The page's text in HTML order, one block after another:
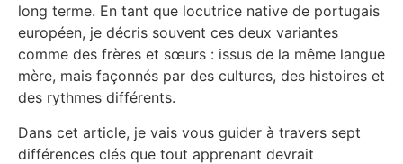
long terme. En tant que locutrice native de portugais
européen, je décris souvent ces deux variantes
comme des frères et sœurs : issus de la même langue
mère, mais façonnés par des cultures, des histoires et
des rythmes différents.
Dans cet article, je vais vous guider à travers sept
différences clés que tout apprenant devrait